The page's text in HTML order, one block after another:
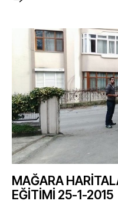
MAĞARA
EĞİTİMİ 25-1-2015